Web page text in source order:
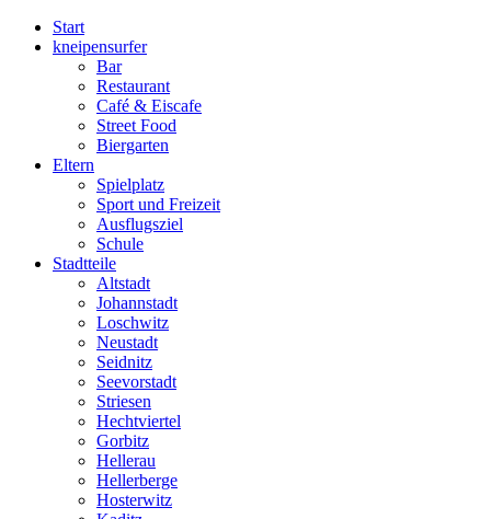
Start
kneipensurfer
Bar
Restaurant
Café & Eiscafe
Street Food
Biergarten
Eltern
Spielplatz
Sport und Freizeit
Ausflugsziel
Schule
Stadtteile
Altstadt
Johannstadt
Loschwitz
Neustadt
Seidnitz
Seevorstadt
Striesen
Hechtviertel
Gorbitz
Hellerau
Hellerberge
Hosterwitz